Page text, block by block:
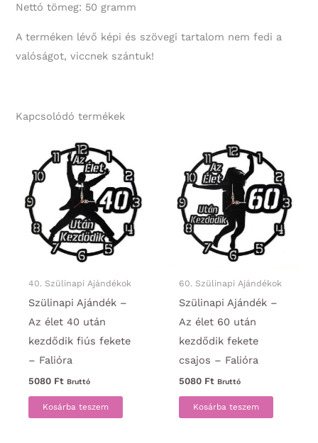
Nettó tömeg: 50 gramm
A terméken lévő képi és szövegi tartalom nem fedi a
valóságot, viccnek szántuk!
Kapcsolódó termékek
40. Szülinapi Ajándékok
Szülinapi Ajándék –
Az élet 40 után
kezdődik fiús fekete
– Falióra
5080 Ft Bruttó
Kosárba teszem
60. Szülinapi Ajándékok
Szülinapi Ajándék –
Az élet 60 után
kezdődik fekete
csajos – Falióra
5080 Ft Bruttó
Kosárba teszem